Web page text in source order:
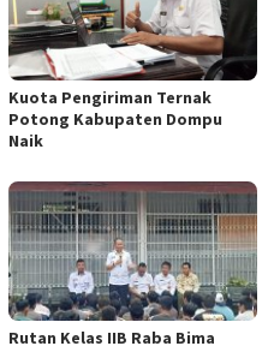
Kuota Pengiriman Ternak
Potong Kabupaten Dompu
Naik
Rutan Kelas IIB Raba Bima